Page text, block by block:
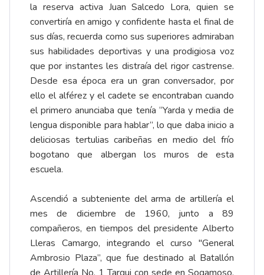
la reserva activa Juan Salcedo Lora, quien se
convertiría en amigo y confidente hasta el final de
sus días, recuerda como sus superiores admiraban
sus habilidades deportivas y una prodigiosa voz
que por instantes les distraía del rigor castrense.
Desde esa época era un gran conversador, por
ello el alférez y el cadete se encontraban cuando
el primero anunciaba que tenía “Yarda y media de
lengua disponible para hablar”, lo que daba inicio a
deliciosas tertulias caribeñas en medio del frío
bogotano que albergan los muros de esta
escuela.
Ascendió a subteniente del arma de artillería el
mes de diciembre de 1960, junto a 89
compañeros, en tiempos del presidente Alberto
Lleras Camargo, integrando el curso "General
Ambrosio Plaza”, que fue destinado al Batallón